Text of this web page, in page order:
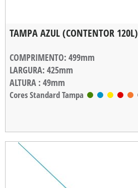
TAMPA AZUL (CONTENTOR 120L)
COMPRIMENTO: 499mm
LARGURA: 425mm
ALTURA : 49mm
EMPILHAMENTO: 31,5mm
Cores Standard Tampa